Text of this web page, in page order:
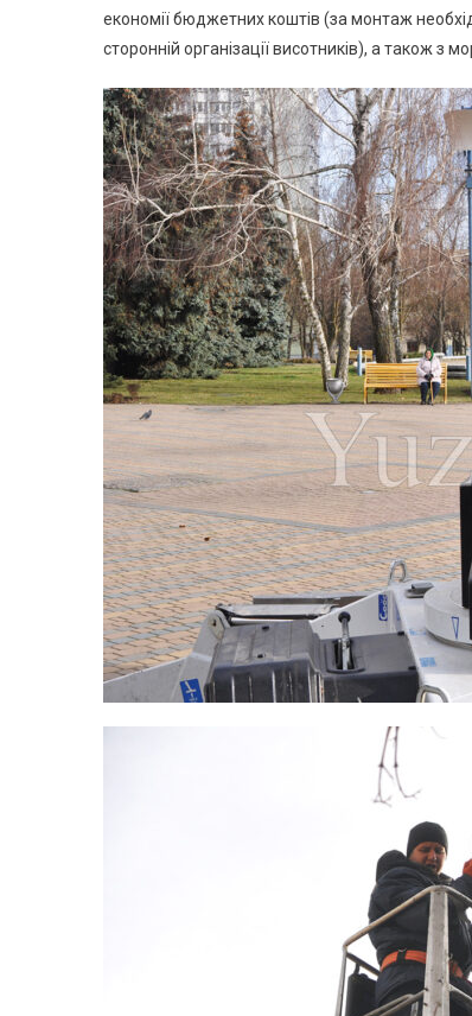
економії бюджетних коштів (за монтаж
сторонній організації висотників), а також з